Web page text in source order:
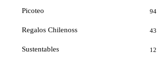
Picoteo 94
Regalos Chilenoss 43
Sustentables 12